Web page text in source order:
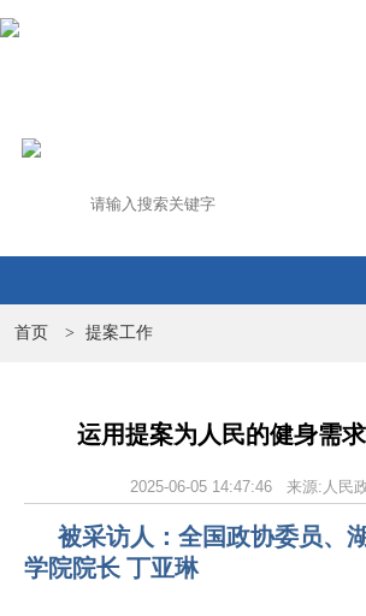
首页 > 提案工作
运用提案为人民的健身需
2025-06-05 14:47:46 来源:人民
被采访人：全国政协委员、
学院院长 丁亚琳